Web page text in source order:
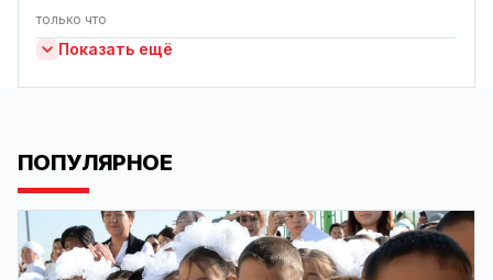
только что
Показать ещё
ПОПУЛЯРНОЕ